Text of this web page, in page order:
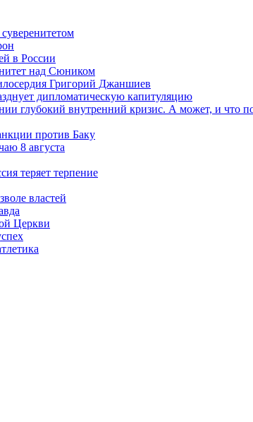
в России
над Сюником
Григорий Джаншиев
дипломатическую капитуляцию
глубокий внутренний кризис. А может, и что
против Баку
8 августа
теряет терпение
властей
Церкви